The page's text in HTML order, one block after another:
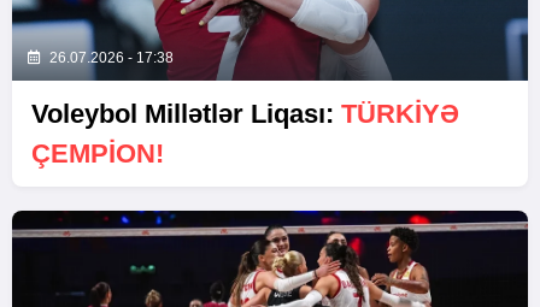
26.07.2026 - 17:38
Voleybol Millətlər Liqası: TÜRKIYƏ
ÇEMPION!